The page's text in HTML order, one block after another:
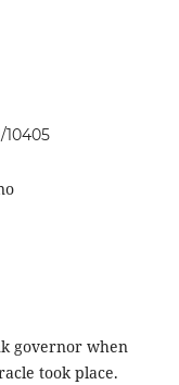
10405
governor when
took place.